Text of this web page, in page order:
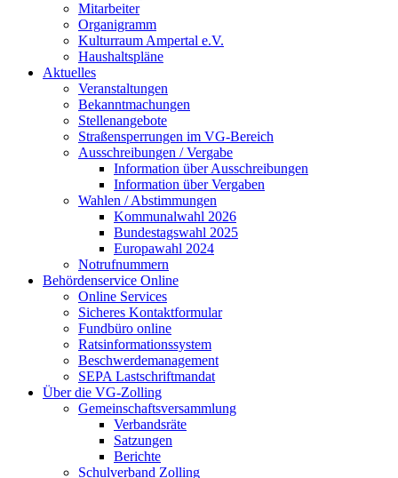
Mitarbeiter
Organigramm
Kulturraum Ampertal e.V.
Haushaltspläne
Aktuelles
Veranstaltungen
Bekanntmachungen
Stellenangebote
Straßensperrungen im VG-Bereich
Ausschreibungen / Vergabe
Information über Ausschreibungen
Information über Vergaben
Wahlen / Abstimmungen
Kommunalwahl 2026
Bundestagswahl 2025
Europawahl 2024
Notrufnummern
Behördenservice Online
Online Services
Sicheres Kontaktformular
Fundbüro online
Ratsinformationssystem
Beschwerdemanagement
SEPA Lastschriftmandat
Über die VG-Zolling
Gemeinschaftsversammlung
Verbandsräte
Satzungen
Berichte
Schulverband Zolling